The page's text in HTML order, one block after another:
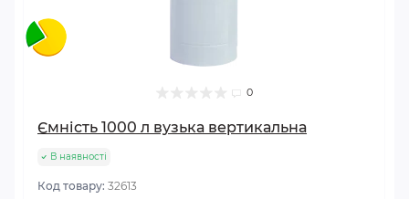
0
Ємність 1000 л вузька вертикальна
В наявності
Код товару: 32613